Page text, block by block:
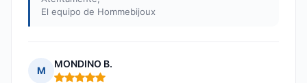
El equipo de Hommebijoux
M
MONDINO B.